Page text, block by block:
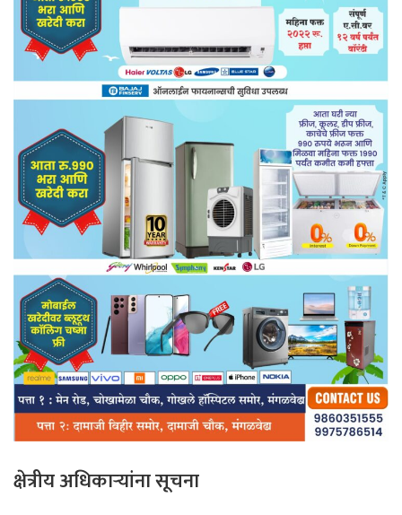
क्षेत्रीयअधिकाऱ्यांनासूचना